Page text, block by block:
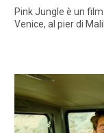
Pink Jungle è un
Venice, al pier di